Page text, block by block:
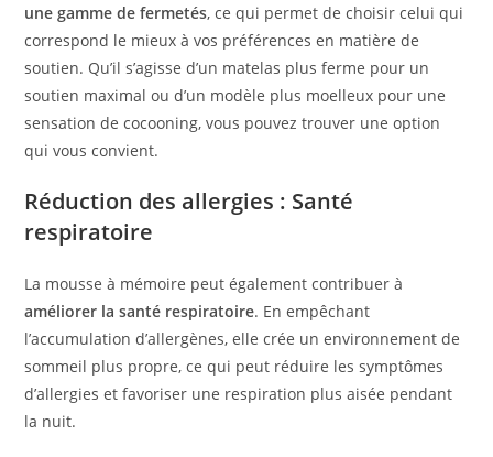
une gamme de fermetés, ce qui permet de choisir celui qui
correspond le mieux à vos préférences en matière de
soutien. Qu’il s’agisse d’un matelas plus ferme pour un
soutien maximal ou d’un modèle plus moelleux pour une
sensation de cocooning, vous pouvez trouver une option
qui vous convient.
Réduction des allergies : Santé
respiratoire
La mousse à mémoire peut également contribuer à
améliorer la santé respiratoire. En empêchant
l’accumulation d’allergènes, elle crée un environnement de
sommeil plus propre, ce qui peut réduire les symptômes
d’allergies et favoriser une respiration plus aisée pendant
la nuit.